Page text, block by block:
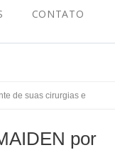
CONTATO
de suas cirurgias e
por